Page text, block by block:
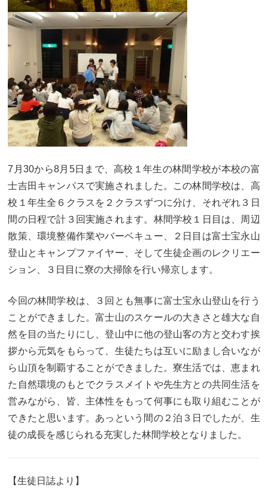
7月30から8月5日まで、高校１年生の林間学校が本校の富
士吉田キャンパスで実施されました。この林間学校は、高
校１年生全６クラスを２クラスずつに分け、それぞれ３日
間の日程で計３回実施されます。林間学校１日目は、周辺
散策、環境整備作業やバーベキュー、２日目は富士宝永山
登山とキャンプファイヤー、そして生徒企画のレクリエー
ション、３日目に寮の大掃除を行い帰京します。
今回の林間学校は、３回とも無事に富士宝永山登山を行う
ことができました。富士山のスケールの大きさと雄大な自
然を目の当たりにし、登山中に他の登山客の方と交わす挨
拶から元気をもらって、生徒たちは互いに励まし合いなが
ら山頂を制覇することができました。寮生活では、恵まれ
た自然環境のもとでクラスメイトや先生方との共同生活を
営みながら、皆、主体性をもって何事にも取り組むことが
できたと思います。あっという間の２泊３日でしたが、生
徒の成長を感じられる充実した林間学校となりました。
【生徒日誌より】